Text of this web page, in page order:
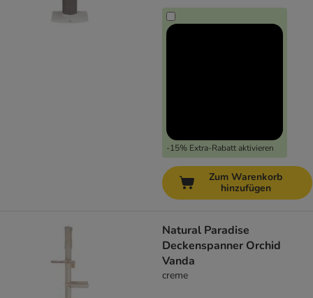
-15% Extra-Rabatt aktivieren
Zum Warenkorb
hinzufügen
Natural Paradise
Deckenspanner Orchid
Vanda
creme